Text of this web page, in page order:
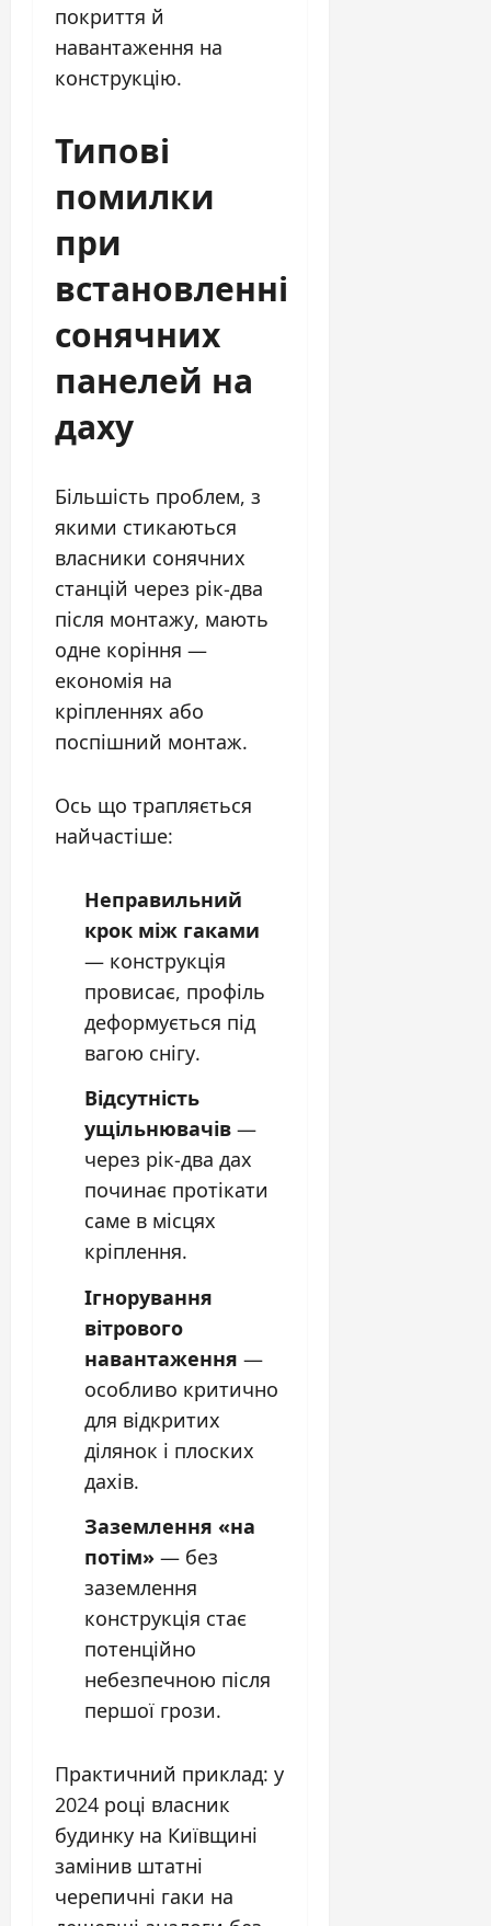
покриття й
навантаження на
конструкцію.
Типові
помилки
при
встановленні
сонячних
панелей на
даху
Більшість проблем, з
якими стикаються
власники сонячних
станцій через рік-два
після монтажу, мають
одне коріння —
економія на
кріпленнях або
поспішний монтаж.
Ось що трапляється
найчастіше:
Неправильний
крок між гаками
— конструкція
провисає, профіль
деформується під
вагою снігу.
Відсутність
ущільнювачів —
через рік-два дах
починає протікати
саме в місцях
кріплення.
Ігнорування
вітрового
навантаження —
особливо критично
для відкритих
ділянок і плоских
дахів.
Заземлення «на
потім» — без
заземлення
конструкція стає
потенційно
небезпечною після
першої грози.
Практичний приклад: у
2024 році власник
будинку на Київщині
замінив штатні
черепичні гаки на